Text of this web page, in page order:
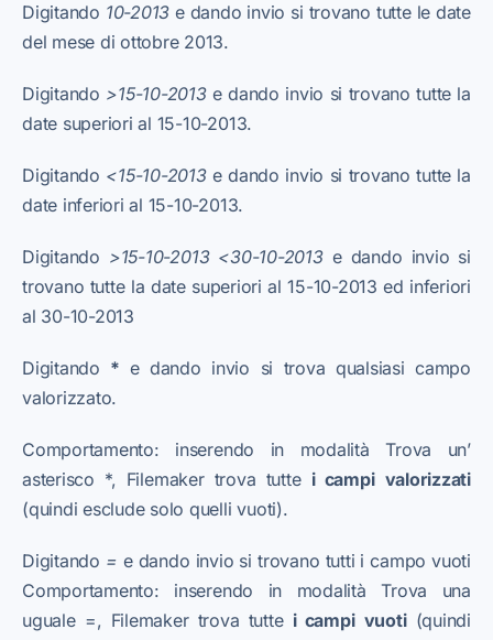
Digitando 10-2013e dando invio si trovano tutte le date
del mese di ottobre 2013.
Digitando >15-10-2013e dando invio si trovano tutte la
date superiori al 15-10-2013.
Digitando <15-10-2013e dando invio si trovano tutte la
date inferiori al 15-10-2013.
Digitando >15-10-2013 <30-10-2013 e dando invio si
trovano tutte la date superiori al 15-10-2013 ed inferiori
al 30-10-2013
Digitando * e dando invio si trova qualsiasi campo
valorizzato.
Comportamento: inserendo in modalità Trova un’
asterisco *, Filemaker trova tutte i campi valorizzati
(quindi esclude solo quelli vuoti).
Digitando = e dando invio si trovano tutti i campo vuoti
Comportamento: inserendo in modalità Trova una
uguale =, Filemaker trova tutte i campi vuoti(quindi